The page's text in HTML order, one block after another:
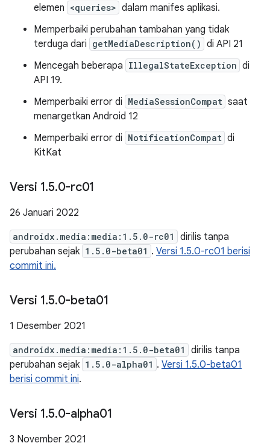
elemen <queries> dalam manifes aplikasi.
Memperbaiki perubahan tambahan yang tidak
terduga dari getMediaDescription() di API 21
Mencegah beberapa IllegalStateException di
API 19.
Memperbaiki error di MediaSessionCompat saat
menargetkan Android 12
Memperbaiki error di NotificationCompat di
KitKat
Versi 1.5.0-rc01
26 Januari 2022
androidx.media:media:1.5.0-rc01
dirilis tanpa
perubahan sejak 1.5.0-beta01 . Versi 1.5.0-rc01 berisi
commit ini.
Versi 1.5.0-beta01
1 Desember 2021
androidx.media:media:1.5.0-beta01
dirilis tanpa
perubahan sejak 1.5.0-alpha01 . Versi 1.5.0-beta01
berisi commit ini.
Versi 1.5.0-alpha01
3 November 2021